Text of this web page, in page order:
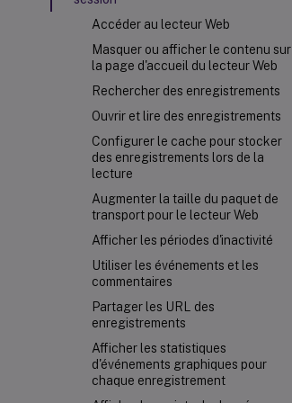
Accéder au lecteur Web
Masquer ou afficher le contenu sur
la page d'accueil du lecteur Web
Rechercher des enregistrements
Ouvrir et lire des enregistrements
Configurer le cache pour stocker
des enregistrements lors de la
lecture
Augmenter la taille du paquet de
transport pour le lecteur Web
Afficher les périodes d'inactivité
Utiliser les événements et les
commentaires
Partager les URL des
enregistrements
Afficher les statistiques
d'événements graphiques pour
chaque enregistrement